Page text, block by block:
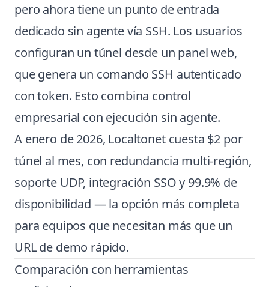
pero ahora tiene un punto de entrada
dedicado sin agente vía SSH. Los usuarios
configuran un túnel desde un panel web,
que genera un comando SSH autenticado
con token. Esto combina control
empresarial con ejecución sin agente.
A enero de 2026, Localtonet cuesta $2 por
túnel al mes, con redundancia multi-región,
soporte UDP, integración SSO y 99.9% de
disponibilidad — la opción más completa
para equipos que necesitan más que un
URL de demo rápido.
Comparación con herramientas